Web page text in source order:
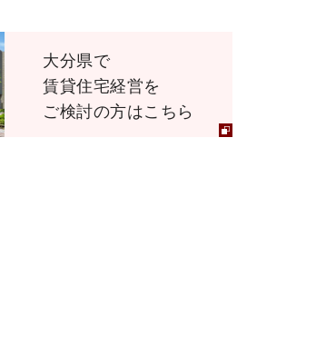
大分県で
賃貸住宅経営を
ご検討の方はこちら